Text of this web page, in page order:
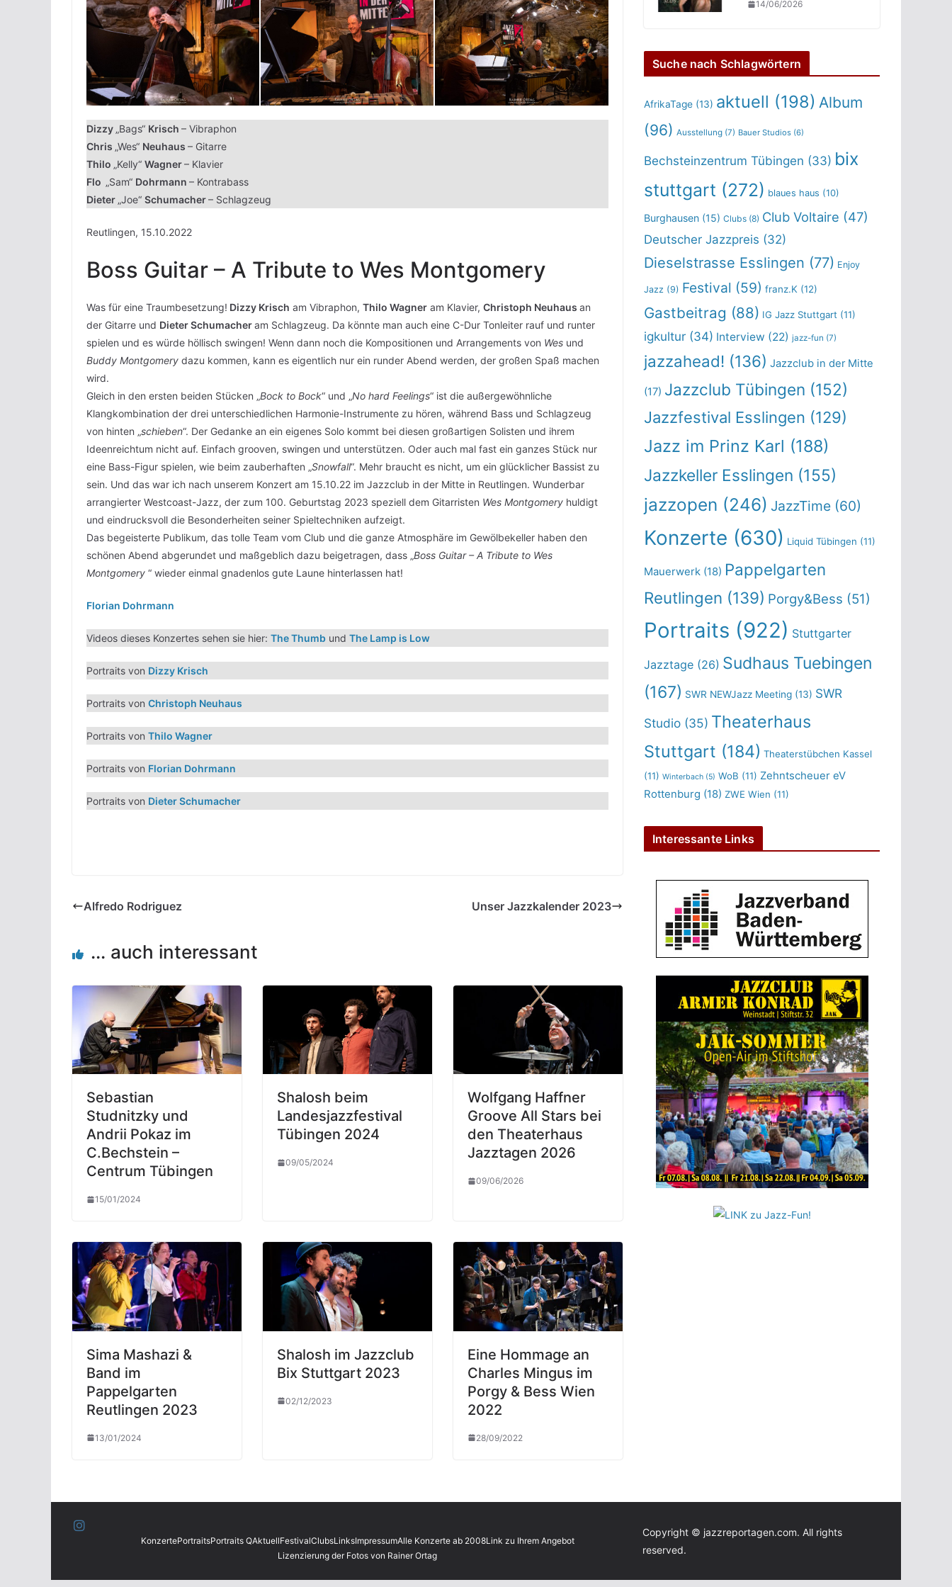
Dizzy „Bags“ Krisch – Vibraphon
Chris „Wes“ Neuhaus – Gitarre
Thilo „Kelly“ Wagner– Klavier
Flo „Sam“ Dohrmann – Kontrabass
Dieter „Joe“ Schumacher– Schlagzeug
Reutlingen, 15.10.2022
Boss Guitar – A Tribute to Wes Montgomery
Was für eine Traumbesetzung! Dizzy Krisch am Vibraphon, Thilo Wagner am Klavier, Christoph Neuhaus an
der Gitarre und Dieter Schumacheram Schlagzeug. Da könnte man auch eine C-Dur Tonleiter rauf und runter
spielen und es würde höllisch swingen! Wenn dann noch die Kompositionen und Arrangements von Wes und
Buddy Montgomery dazu kommen, kann es eigentlich nur ein runder Abend werden, der großen Spaß machen
wird.
Gleich in den ersten beiden Stücken „Bock to Bock“ und „No hard Feelings“ ist die außergewöhnliche
Klangkombination der drei unterschiedlichen Harmonie-Instrumente zu hören, während Bass und Schlagzeug
von hinten „schieben“. Der Gedanke an ein eigenes Solo kommt bei diesen großartigen Solisten und ihrem
Ideenreichtum nicht auf. Einfach grooven, swingen und unterstützen. Oder auch mal fast ein ganzes Stück nur
eine Bass-Figur spielen, wie beim zauberhaften „Snowfall“. Mehr braucht es nicht, um ein glücklicher Bassist zu
sein. Und das war ich nach unserem Konzert am 15.10.22 im Jazzclub in der Mitte in Reutlingen. Wunderbar
arrangierter Westcoast-Jazz, der zum 100. Geburtstag 2023 speziell dem Gitarristen Wes Montgomery huldigt
und eindrucksvoll die Besonderheiten seiner Spieltechniken aufzeigt.
Das begeisterte Publikum, das tolle Team vom Club und die ganze Atmosphäre im Gewölbekeller haben den
schönen Abend abgerundet und maßgeblich dazu beigetragen, dass „Boss Guitar – A Tribute to Wes
Montgomery “ wieder einmal gnadenlos gute Laune hinterlassen hat!
Florian Dohrmann
Videos dieses Konzertes sehen sie hier: The Thumb und The Lamp is Low
Portraits von Dizzy Krisch
Portraits von Christoph Neuhaus
Portraits von Thilo Wagner
Portraits von Florian Dohrmann
Portraits von Dieter Schumacher
Alfredo Rodriguez Unser Jazzkalender 2023
... auch interessant
Sebastian
Studnitzky und
Andrii Pokaz im
C.Bechstein –
Centrum Tübingen
15/01/2024
Shalosh beim
Landesjazzfestival
Tübingen 2024
09/05/2024
Wolfgang Haffner
Groove All Stars bei
den Theaterhaus
Jazztagen 2026
09/06/2026
Sima Mashazi &
Band im
Pappelgarten
Reutlingen 2023
13/01/2024
Shalosh im Jazzclub
Bix Stuttgart 2023
02/12/2023
Eine Hommage an
Charles Mingus im
Porgy & Bess Wien
2022
28/09/2022
14/06/2026
Suche nach Schlagwörtern
AfrikaTage (13) aktuell (198) Album
(96) Ausstellung (7) Bauer Studios (6)
Bechsteinzentrum Tübingen (33) bix
stuttgart (272) blaues haus (10)
Burghausen (15) Clubs (8) Club Voltaire (47)
Deutscher Jazzpreis (32)
Dieselstrasse Esslingen (77) Enjoy
Jazz (9) Festival (59) franz.K (12)
Gastbeitrag (88) IG Jazz Stuttgart (11)
igkultur (34) Interview (22) jazz-fun (7)
jazzahead! (136) Jazzclub in der Mitte
(17) Jazzclub Tübingen (152)
Jazzfestival Esslingen (129)
Jazz im Prinz Karl (188)
Jazzkeller Esslingen (155)
jazzopen (246) JazzTime (60)
Konzerte (630) Liquid Tübingen (11)
Mauerwerk (18) Pappelgarten
Reutlingen (139) Porgy&Bess (51)
Portraits (922) Stuttgarter
Jazztage (26) Sudhaus Tuebingen
(167) SWR NEWJazz Meeting (13) SWR
Studio (35) Theaterhaus
Stuttgart (184) Theaterstübchen Kassel
(11) Winterbach (5) WoB (11) Zehntscheuer eV
Rottenburg (18) ZWE Wien (11)
Interessante Links
KonzertePortraitsPortraits QAktuellFestivalClubsLinksImpressumAlle Konzerte ab 2008Link zu Ihrem Angebot
Lizenzierung der Fotos von Rainer Ortag
Copyright © jazzreportagen.com. All rights
reserved.